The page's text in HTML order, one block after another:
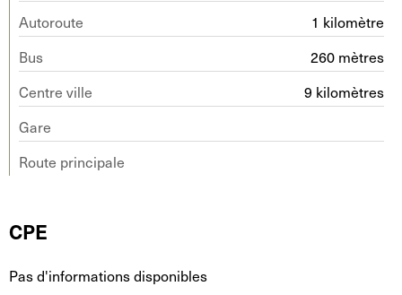
Autoroute
1 kilomètre
Bus
260 mètres
Centre ville
9 kilomètres
Gare
Route principale
CPE
Pas d'informations disponibles